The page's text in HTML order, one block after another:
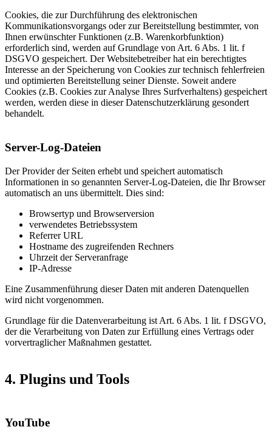
Cookies, die zur Durchführung des elektronischen
Kommunikationsvorgangs oder zur Bereitstellung bestimmter, von
Ihnen erwünschter Funktionen (z.B. Warenkorbfunktion)
erforderlich sind, werden auf Grundlage von Art. 6 Abs. 1 lit. f
DSGVO gespeichert. Der Websitebetreiber hat ein berechtigtes
Interesse an der Speicherung von Cookies zur technisch fehlerfreien
und optimierten Bereitstellung seiner Dienste. Soweit andere
Cookies (z.B. Cookies zur Analyse Ihres Surfverhaltens) gespeichert
werden, werden diese in dieser Datenschutzerklärung gesondert
behandelt.
Server-Log-Dateien
Der Provider der Seiten erhebt und speichert automatisch
Informationen in so genannten Server-Log-Dateien, die Ihr Browser
automatisch an uns übermittelt. Dies sind:
Browsertyp und Browserversion
verwendetes Betriebssystem
Referrer URL
Hostname des zugreifenden Rechners
Uhrzeit der Serveranfrage
IP-Adresse
Eine Zusammenführung dieser Daten mit anderen Datenquellen
wird nicht vorgenommen.
Grundlage für die Datenverarbeitung ist Art. 6 Abs. 1 lit. f DSGVO,
der die Verarbeitung von Daten zur Erfüllung eines Vertrags oder
vorvertraglicher Maßnahmen gestattet.
4. Plugins und Tools
YouTube